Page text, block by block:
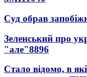
Суд обрав
Зеленський про
"але"8896
Стало відомо, в